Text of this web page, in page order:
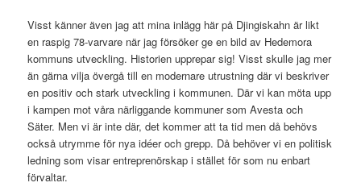
Visst känner även jag att mina inlägg här på Djingiskahn är likt
en raspig 78-varvare när jag försöker ge en bild av Hedemora
kommuns utveckling. Historien upprepar sig! Visst skulle jag mer
än gärna vilja övergå till en modernare utrustning där vi beskriver
en positiv och stark utveckling i kommunen. Där vi kan möta upp
i kampen mot våra närliggande kommuner som Avesta och
Säter. Men vi är inte där, det kommer att ta tid men då behövs
också utrymme för nya idéer och grepp. Då behöver vi en politisk
ledning som visar entreprenörskap i stället för som nu enbart
förvaltar.